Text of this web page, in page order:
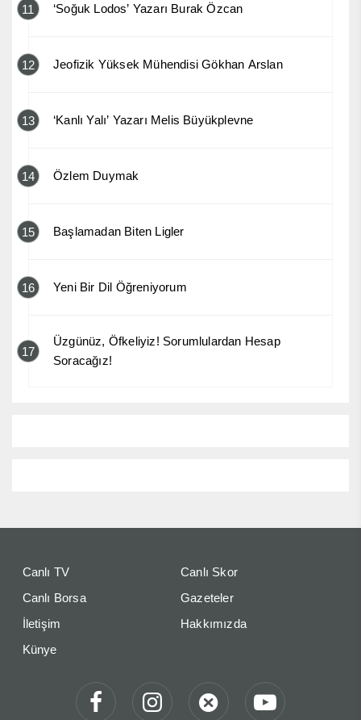
11 ‘Soğuk Lodos’ Yazarı Burak Özcan
12 Jeofizik Yüksek Mühendisi Gökhan Arslan
13 ‘Kanlı Yalı’ Yazarı Melis Büyükplevne
14 Özlem Duymak
15 Başlamadan Biten Ligler
16 Yeni Bir Dil Öğreniyorum
17
Üzgünüz, Öfkeliyiz! Sorumlulardan Hesap
Soracağız!
Canlı TV
Canlı Skor
Canlı Borsa
Gazeteler
İletişim
Hakkımızda
Künye